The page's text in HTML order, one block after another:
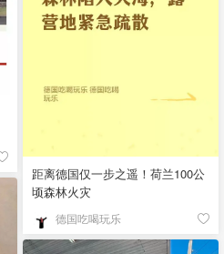
距离德国仅一步之遥！荷兰100公
顷森林火灾
德国吃喝玩乐